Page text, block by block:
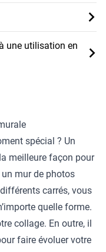
une utilisation en
spécial ? Un
meilleure façon pour
mur de photos
carrés, vous
quelle forme.
collage. En outre, il
faire évoluer votre